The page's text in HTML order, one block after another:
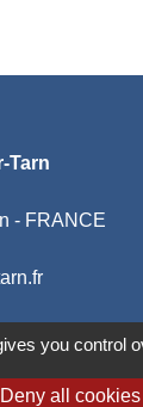
Tarn
- FRANCE
etyou control
Deny all cookies